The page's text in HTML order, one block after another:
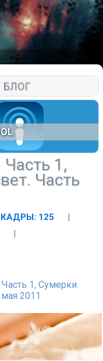
БЛОГ
1,
Часть
КАДРЫ: 125
|
|
1, Сумерки.
2011